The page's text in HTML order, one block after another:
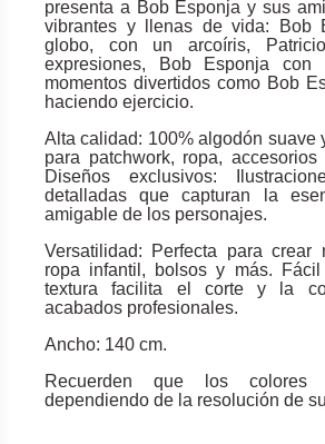
presenta a Bob Esponja y sus
vibrantes y llenas de vida: Bob
globo, con un arcoíris,
expresiones, Bob Esponja
momentos divertidos como Bob
haciendo ejercicio.
Alta calidad: 100% algodón suave
para patchwork, ropa, accesorios
Diseños exclusivos:
detalladas que capturan la
amigable de los personajes.
Versatilidad: Perfecta para crear
ropa infantil, bolsos y más.
textura facilita el corte y la
acabados profesionales.
Ancho: 140 cm.
Recuerden que los colores
dependiendo de la resolución de